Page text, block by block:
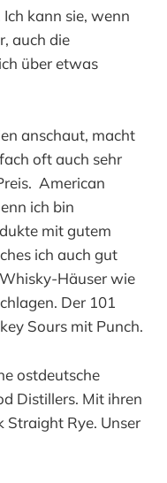
kann sie, wenn
auch die
über etwas
anschaut, macht
oft auch sehr
American
ich bin
mit gutem
ich auch gut
Häuser wie
Der 101
Sours mit Punch.
ostdeutsche
Distillers. Mit ihren
Straight Rye. Unser